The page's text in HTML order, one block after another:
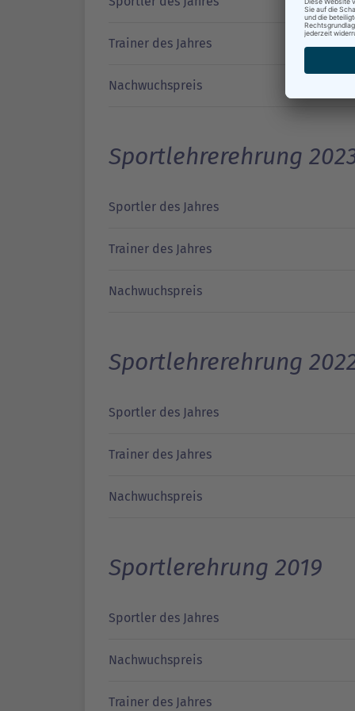
Trainer des Jahres
Nachwuchspreis
Sportlehrerehrung
Sportler des Jahres
Trainer des Jahres
Nachwuchspreis
Sportlehrerehrung
Sportler des Jahres
Trainer des Jahres
Nachwuchspreis
Sportlerehrung 2019
Sportler des Jahres
Nachwuchspreis
Trainer des Jahres